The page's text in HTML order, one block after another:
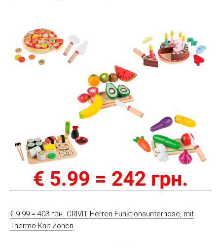
€ 9.99 = 403 грн. CRIVIT Herren Funktionsunterhose, mit
Thermo-Knit-Zonen